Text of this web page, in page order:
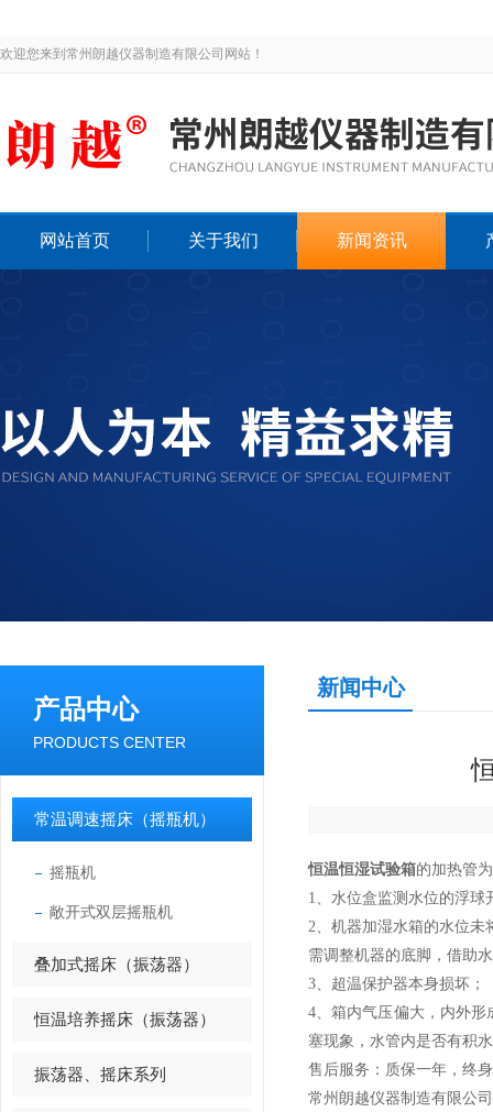
欢迎您来到常州朗越仪器制造有限公司网站！
网站首页 关于我们 新闻资讯
产品中心
PRODUCTS CENTER
常温调速摇床（摇瓶机）
摇瓶机
敞开式双层摇瓶机
叠加式摇床（振荡器）
恒温培养摇床（振荡器）
振荡器、摇床系列
新闻中心
恒温恒湿试验箱的加热管
1、 水位盒监测水位的浮球
2、机器加湿水箱的水位未
需调整机器的底脚，借助
3、 超温保护器本身损坏；
4、箱内气压偏大，内外形
塞现象，水管内是否有积
售后服务：质保一年，终
常州朗越仪器制造有限公